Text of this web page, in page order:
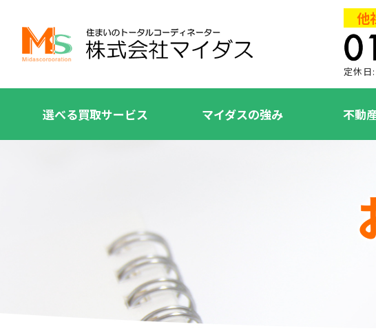
他
定休日
選べる買取サービス マイダスの強み 不動